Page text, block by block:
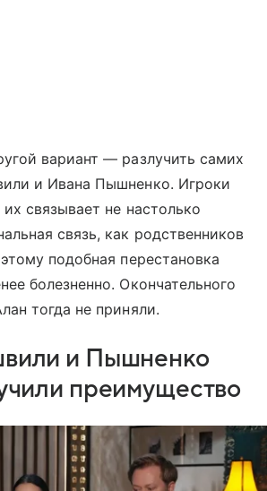
вариант — разлучить самих
и Ивана Пышненко. Игроки
связывает не настолько
связь, как родственников
подобная перестановка
болезненно. Окончательного
тогда не приняли.
и Пышненко
преимущество